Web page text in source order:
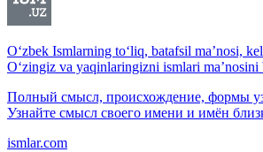
O‘zbek Ismlarning to‘liq, batafsil ma’nosi,
O‘zingiz va yaqinlaringizni ismlari
Полный смысл, происхождение, формы
Узнайте смысл своего имени и имён
ismlar.com